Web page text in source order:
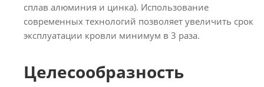
сплав алюминия и цинка). Использование
современных технологий позволяет увеличить срок
эксплуатации кровли минимум в 3 раза.
Целесообразность